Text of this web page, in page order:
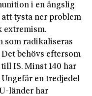
i en ängslig
tysta ner problem
extremism.
som radikaliseras
behövs eftersom
IS. Minst 140 har
en tredjedel
länder har